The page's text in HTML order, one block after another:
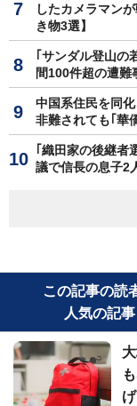
したカメラマン
き物3選】
｢サンダル登山
間100件超の遭
中国系住民を同
非難されても｢華
｢織田家の後継
議で信長の息子2
この記事の読
人気の記事